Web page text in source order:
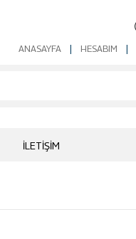
ANASAYFA | HESABIM |
İLETIŞIM